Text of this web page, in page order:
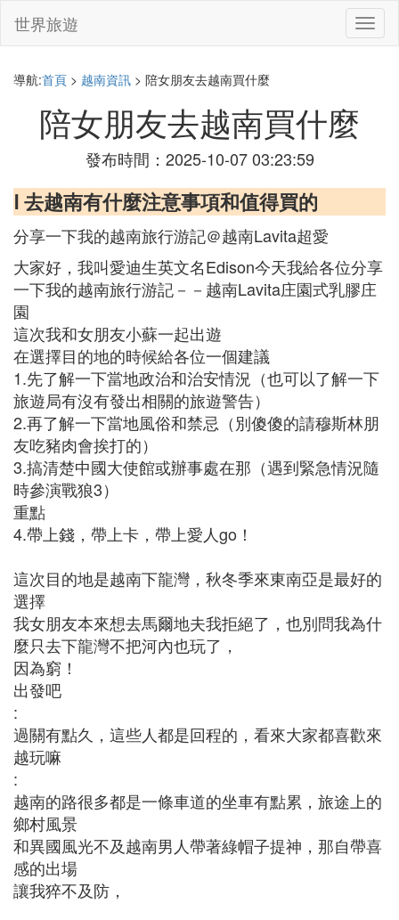
切
換
世界旅遊
導航:首頁 > 越南資訊 > 陪女朋友去越南買什麼
陪女朋友去越南買什麼
發布時間：2025-10-07 03:23:59
Ⅰ 去越南有什麼注意事項和值得買的
分享一下我的越南旅行游記＠越南Lavita超愛
大家好，我叫愛迪生英文名Edison今天我給‌‌各位分享
一下我的越南旅行游記－－越南Lavita庄園式乳膠庄
園
這次我和女朋友小蘇一起出遊
在選擇目的地的時候給各位一個建議
1.先了解一下當地政治和治安情況（也可以了解一下
旅遊局有沒有發出相關的旅遊警告）
2.再了解一下當地風俗和禁忌（別傻傻的請穆斯林朋
友吃豬肉會挨打的）
3.搞清楚中國大使館或辦事處在那（遇到緊急情況隨
時參演戰狼3）
重點
4.帶上錢，帶上卡，帶上愛人go！
這次目的地是越南下龍灣，秋冬季來東南亞是最好的
選擇
我女朋友本來想去馬爾地夫我拒絕了，也別問我為什
麼只去下龍灣不把河內也玩了，
因為窮！
出發吧
:
過關有點久，這些人都是回程的，看來大家都喜歡來
越玩嘛
:
越南的路很多都是一條車道的坐車有點累，旅途上的
鄉村風景
和異國風光不及越南男人帶著綠帽子提神，那自帶喜
感的出場
讓我猝不及防，